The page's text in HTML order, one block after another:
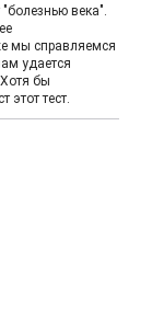
века".
мы справляемся
удается
бы
этот тест.